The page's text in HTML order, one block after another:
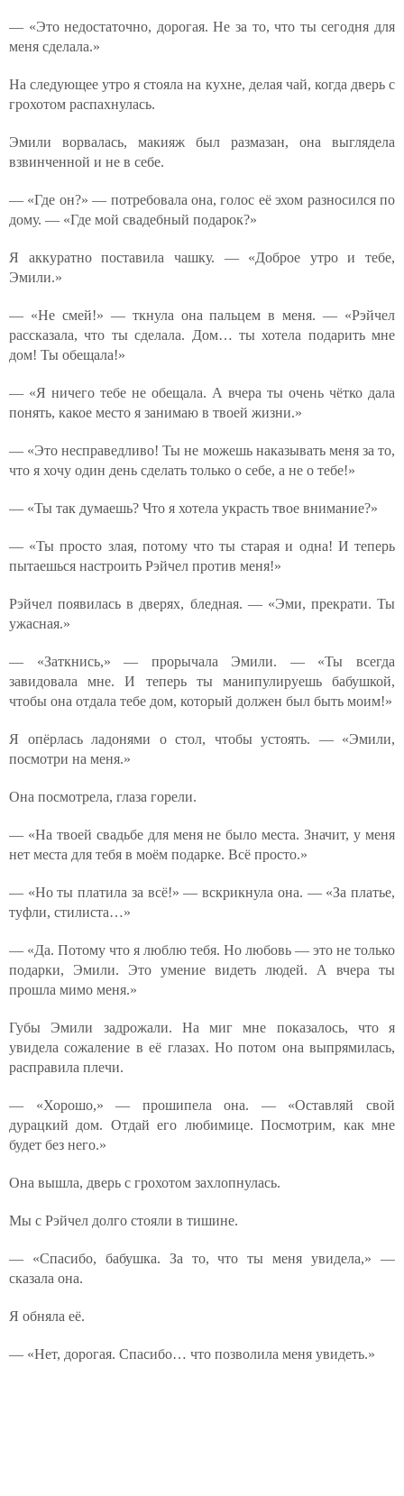
— «Это недостаточно, дорогая. Не за то, что ты сегодня для
меня сделала.»
На следующее утро я стояла на кухне, делая чай, когда дверь с
грохотом распахнулась.
Эмили ворвалась, макияж был размазан, она выглядела
взвинченной и не в себе.
— «Где он?» — потребовала она, голос её эхом разносился по
дому. — «Где мой свадебный подарок?»
Я аккуратно поставила чашку. — «Доброе утро и тебе,
Эмили.»
— «Не смей!» — ткнула она пальцем в меня. — «Рэйчел
рассказала, что ты сделала. Дом… ты хотела подарить мне
дом! Ты обещала!»
— «Я ничего тебе не обещала. А вчера ты очень чётко дала
понять, какое место я занимаю в твоей жизни.»
— «Это несправедливо! Ты не можешь наказывать меня за то,
что я хочу один день сделать только о себе, а не о тебе!»
— «Ты так думаешь? Что я хотела украсть твое внимание?»
— «Ты просто злая, потому что ты старая и одна! И теперь
пытаешься настроить Рэйчел против меня!»
Рэйчел появилась в дверях, бледная. — «Эми, прекрати. Ты
ужасная.»
— «Заткнись,» — прорычала Эмили. — «Ты всегда
завидовала мне. И теперь ты манипулируешь бабушкой,
чтобы она отдала тебе дом, который должен был быть моим!»
Я опёрлась ладонями о стол, чтобы устоять. — «Эмили,
посмотри на меня.»
Она посмотрела, глаза горели.
— «На твоей свадьбе для меня не было места. Значит, у меня
нет места для тебя в моём подарке. Всё просто.»
— «Но ты платила за всё!» — вскрикнула она. — «За платье,
туфли, стилиста…»
— «Да. Потому что я люблю тебя. Но любовь — это не только
подарки, Эмили. Это умение видеть людей. А вчера ты
прошла мимо меня.»
Губы Эмили задрожали. На миг мне показалось, что я
увидела сожаление в её глазах. Но потом она выпрямилась,
расправила плечи.
— «Хорошо,» — прошипела она. — «Оставляй свой
дурацкий дом. Отдай его любимице. Посмотрим, как мне
будет без него.»
Она вышла, дверь с грохотом захлопнулась.
Мы с Рэйчел долго стояли в тишине.
— «Спасибо, бабушка. За то, что ты меня увидела,» —
сказала она.
Я обняла её.
— «Нет, дорогая. Спасибо… что позволила меня увидеть.»